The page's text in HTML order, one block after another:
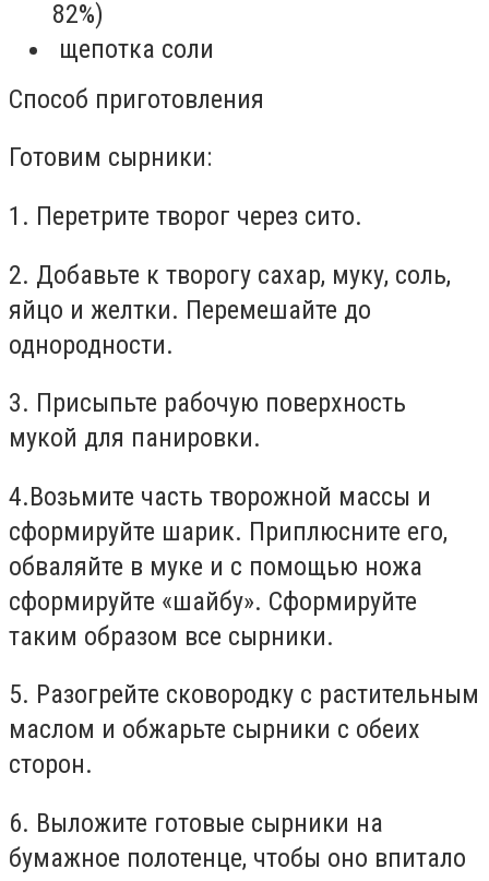
82%)⁣
щепотка соли⁣
Способ приготовления
Готовим сырники:
1. Перетрите творог через сито.⁣
2. Добавьте к творогу сахар, муку, соль,
яйцо и желтки. Перемешайте до
однородности.
3. Присыпьте рабочую поверхность
мукой для панировки.⁣
4.Возьмите часть творожной массы и
сформируйте шарик. Приплюсните его,
обваляйте в муке и с помощью ножа
сформируйте «шайбу». Сформируйте
таким образом все сырники.⁣
5. Разогрейте сковородку с растительным
маслом и обжарьте сырники с обеих
сторон.⁣
6. Выложите готовые сырники на
бумажное полотенце, чтобы оно впитало